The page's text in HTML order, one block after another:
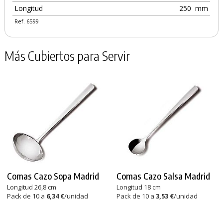
Longitud
250 mm
Ref. 6599
Más Cubiertos para Servir
Comas Cazo Sopa Madrid
Longitud 26,8 cm
Pack de 10 a 6,34 €/unidad
Comas Cazo Salsa Madrid
Longitud 18 cm
Pack de 10 a 3,53 €/unidad